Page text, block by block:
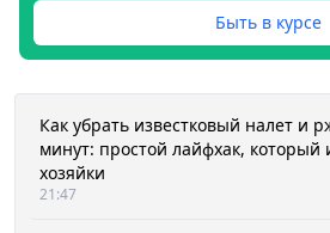
Быть в курсе
Как убрать известковый налет и
минут: простой лайфхак,
хозяйки
21:47